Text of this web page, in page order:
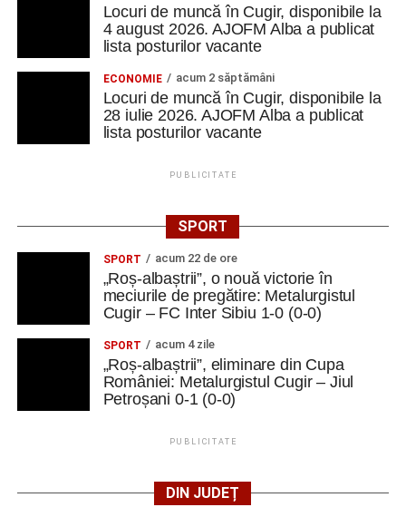
Locuri de muncă în Cugir, disponibile la
4 august 2026. AJOFM Alba a publicat
lista posturilor vacante
ECONOMIE acum 2 săptămâni
Locuri de muncă în Cugir, disponibile la
28 iulie 2026. AJOFM Alba a publicat
lista posturilor vacante
PUBLICITATE
SPORT
SPORT acum 22 de ore
„Roș-albaștrii”, o nouă victorie în
meciurile de pregătire: Metalurgistul
Cugir – FC Inter Sibiu 1-0 (0-0)
SPORT acum 4 zile
„Roș-albaștrii”, eliminare din Cupa
României: Metalurgistul Cugir – Jiul
Petroșani 0-1 (0-0)
PUBLICITATE
DIN JUDEȚ